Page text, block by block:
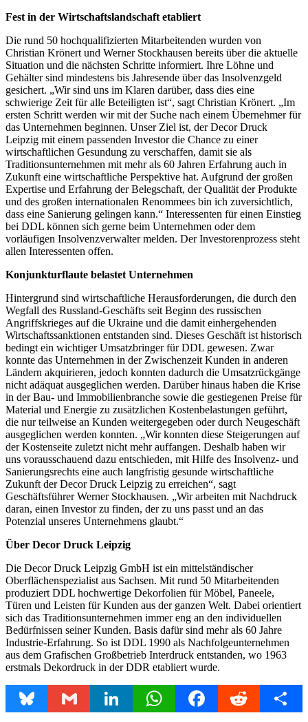
Fest in der Wirtschaftslandschaft etabliert
Die rund 50 hochqualifizierten Mitarbeitenden wurden von
Christian Krönert und Werner Stockhausen bereits über die aktuelle
Situation und die nächsten Schritte informiert. Ihre Löhne und
Gehälter sind mindestens bis Jahresende über das Insolvenzgeld
gesichert. „Wir sind uns im Klaren darüber, dass dies eine
schwierige Zeit für alle Beteiligten ist“, sagt Christian Krönert. „Im
ersten Schritt werden wir mit der Suche nach einem Übernehmer für
das Unternehmen beginnen. Unser Ziel ist, der Decor Druck
Leipzig mit einem passenden Investor die Chance zu einer
wirtschaftlichen Gesundung zu verschaffen, damit sie als
Traditionsunternehmen mit mehr als 60 Jahren Erfahrung auch in
Zukunft eine wirtschaftliche Perspektive hat. Aufgrund der großen
Expertise und Erfahrung der Belegschaft, der Qualität der Produkte
und des großen internationalen Renommees bin ich zuversichtlich,
dass eine Sanierung gelingen kann.“ Interessenten für einen Einstieg
bei DDL können sich gerne beim Unternehmen oder dem
vorläufigen Insolvenzverwalter melden. Der Investorenprozess steht
allen Interessenten offen.
Konjunkturflaute belastet Unternehmen
Hintergrund sind wirtschaftliche Herausforderungen, die durch den
Wegfall des Russland-Geschäfts seit Beginn des russischen
Angriffskrieges auf die Ukraine und die damit einhergehenden
Wirtschaftssanktionen entstanden sind. Dieses Geschäft ist historisch
bedingt ein wichtiger Umsatzbringer für DDL gewesen. Zwar
konnte das Unternehmen in der Zwischenzeit Kunden in anderen
Ländern akquirieren, jedoch konnten dadurch die Umsatzrückgänge
nicht adäquat ausgeglichen werden. Darüber hinaus haben die Krise
in der Bau- und Immobilienbranche sowie die gestiegenen Preise für
Material und Energie zu zusätzlichen Kostenbelastungen geführt,
die nur teilweise an Kunden weitergegeben oder durch Neugeschäft
ausgeglichen werden konnten. „Wir konnten diese Steigerungen auf
der Kostenseite zuletzt nicht mehr auffangen. Deshalb haben wir
uns vorausschauend dazu entschieden, mit Hilfe des Insolvenz- und
Sanierungsrechts eine auch langfristig gesunde wirtschaftliche
Zukunft der Decor Druck Leipzig zu erreichen“, sagt
Geschäftsführer Werner Stockhausen. „Wir arbeiten mit Nachdruck
daran, einen Investor zu finden, der zu uns passt und an das
Potenzial unseres Unternehmens glaubt.“
Über Decor Druck Leipzig
Die Decor Druck Leipzig GmbH ist ein mittelständischer
Oberflächenspezialist aus Sachsen. Mit rund 50 Mitarbeitenden
produziert DDL hochwertige Dekorfolien für Möbel, Paneele,
Türen und Leisten für Kunden aus der ganzen Welt. Dabei orientiert
sich das Traditionsunternehmen immer eng an den individuellen
Bedürfnissen seiner Kunden. Basis dafür sind mehr als 60 Jahre
Industrie-Erfahrung. So ist DDL 1990 als Nachfolgeunternehmen
aus dem Grafischen Großbetrieb Interdruck entstanden, wo 1963
erstmals Dekordruck in der DDR etabliert wurde.
Bluesky Gmail LinkedIn WhatsAppFacebookReddit Share